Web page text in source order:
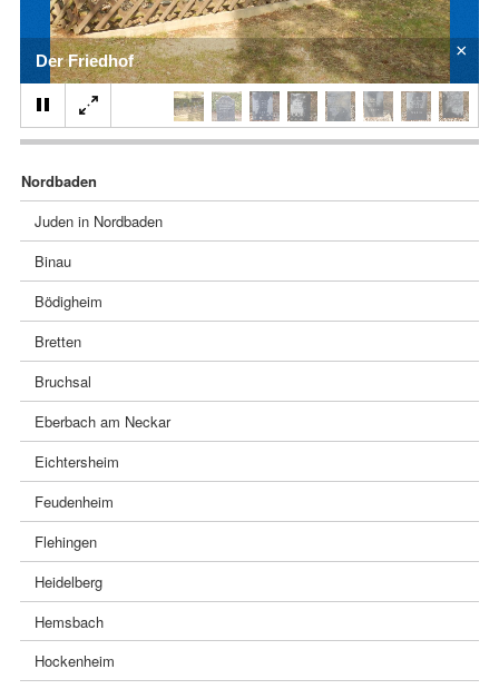
Der Friedhof ×
Navigation
überspringen
Nordbaden
Juden in Nordbaden
Binau
Bödigheim
Bretten
Bruchsal
Eberbach am Neckar
Eichtersheim
Feudenheim
Flehingen
Heidelberg
Hemsbach
Hockenheim